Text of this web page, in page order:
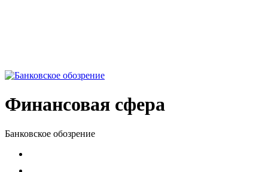
Финансовая сфера
Банковское обозрение